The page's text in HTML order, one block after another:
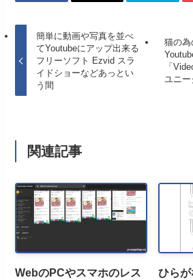
簡単に動画や写真を並べ
てYoutubeにアップ出来る
フリーソフト Ezvid スラ
イドショーなどあっとい
う間
猫の
「
ユニ
関連記事
WebのPCやスマホのレス
ひら